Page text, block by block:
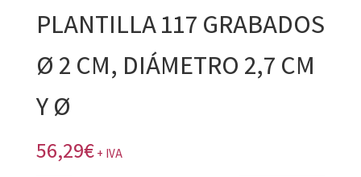
PLANTILLA 117 GRABADOS
Ø 2 CM, DIÁMETRO 2,7 CM
Y Ø
56,29€ + IVA